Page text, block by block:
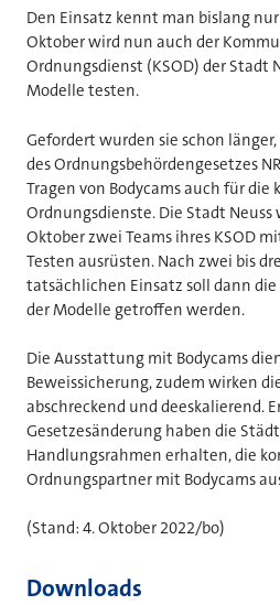
Den Einsatz kennt man bislang
Oktober wird nun auch der
Ordnungsdienst (KSOD) der Stadt
Modelle testen.
Gefordert wurden sie schon
des Ordnungsbehördengesetzes
Tragen von Bodycams auch für die
Ordnungsdienste. Die Stadt
Oktober zwei Teams ihres KSOD
Testen ausrüsten. Nach zwei bis
tatsächlichen Einsatz soll dann
der Modelle getroffen werden.
Die Ausstattung mit Bodycams
Beweissicherung, zudem wirken
abschreckend und deeskalierend.
Gesetzesänderung haben die
Handlungsrahmen erhalten, die
Ordnungspartner mit Bodycams
(Stand: 4. Oktober 2022/bo)
Downloads